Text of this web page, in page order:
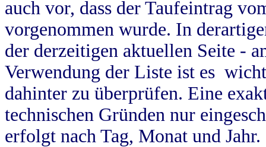
auch vor, dass der Taufeintrag
vorgenommen wurde. In
der derzeitigen aktuellen Seite -
Verwendung der Liste ist es
dahinter zu überprüfen. Eine
technischen Gründen nur
erfolgt nach Tag, Monat und Jahr.